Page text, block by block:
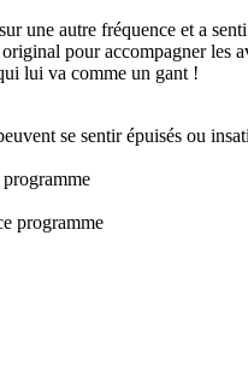
une autre fréquence et a
pour accompagner les
lui va comme un gant !
se sentir épuisés ou
programme